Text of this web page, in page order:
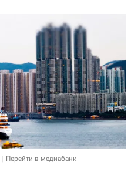
Перейти в медиабанк